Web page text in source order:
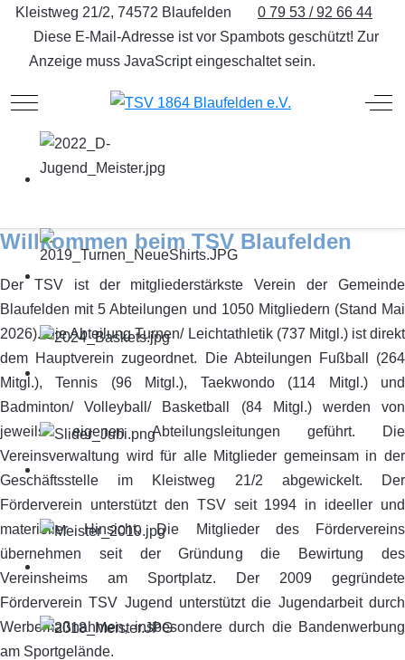
Kleistweg 21/2, 74572 Blaufelden
0 79 53 / 92 66 44
Diese E-Mail-Adresse ist vor Spambots geschützt! Zur
Anzeige muss JavaScript eingeschaltet sein.
Mobile Menu Toggle Off-
Willkommen beim TSV Blaufelden
Der TSV ist der mitgliederstärkste Verein der Gemeinde
Blaufelden mit 5 Abteilungen und 1050 Mitgliedern (Stand Mai
2026). Die Abteilung Turnen/ Leichtathletik (737 Mitgl.) ist direkt
dem Hauptverein zugeordnet. Die Abteilungen Fußball (264
Mitgl.), Tennis (96 Mitgl.), Taekwondo (114 Mitgl.) und
Badminton/ Volleyball/ Basketball (84 Mitgl.) werden von
jeweils eigenen Abteilungsleitungen geführt. Die
Vereinsverwaltung wird für alle Mitglieder gemeinsam in der
Geschäftsstelle im Kleistweg 21/2 abgewickelt. Der
Förderverein unterstützt den TSV seit 1994 in ideeller und
materieller Hinsicht. Die Mitglieder des Fördervereins
übernehmen seit der Gründung die Bewirtung des
Vereinsheims am Sportplatz. Der 2009 gegründete
Förderverein TSV Jugend unterstützt die Jugendarbeit durch
Werbemaßnahmen, insbesondere durch die Bandenwerbung
am Sportgelände.